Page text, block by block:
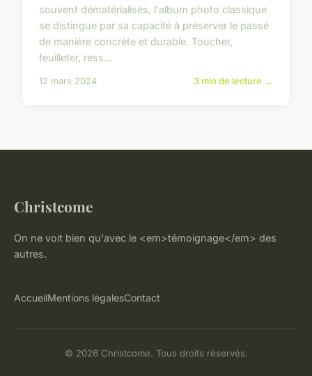
souvent dématérialisés, l'album photo classique
se distingue par sa capacité à préserver le passé
de manière concrète et durable. Toucher,
feuilleter, ress...
12 mars 2024 3 min de lecture →
Christcome
On ne voit bien qu'avec le <em>témoignage</em> des
autres.
AccueilMentions légalesContact
© 2026 Christcome. Tous droits réservés.